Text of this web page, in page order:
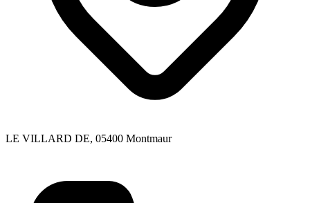
LE VILLARD DE, 05400 Montmaur